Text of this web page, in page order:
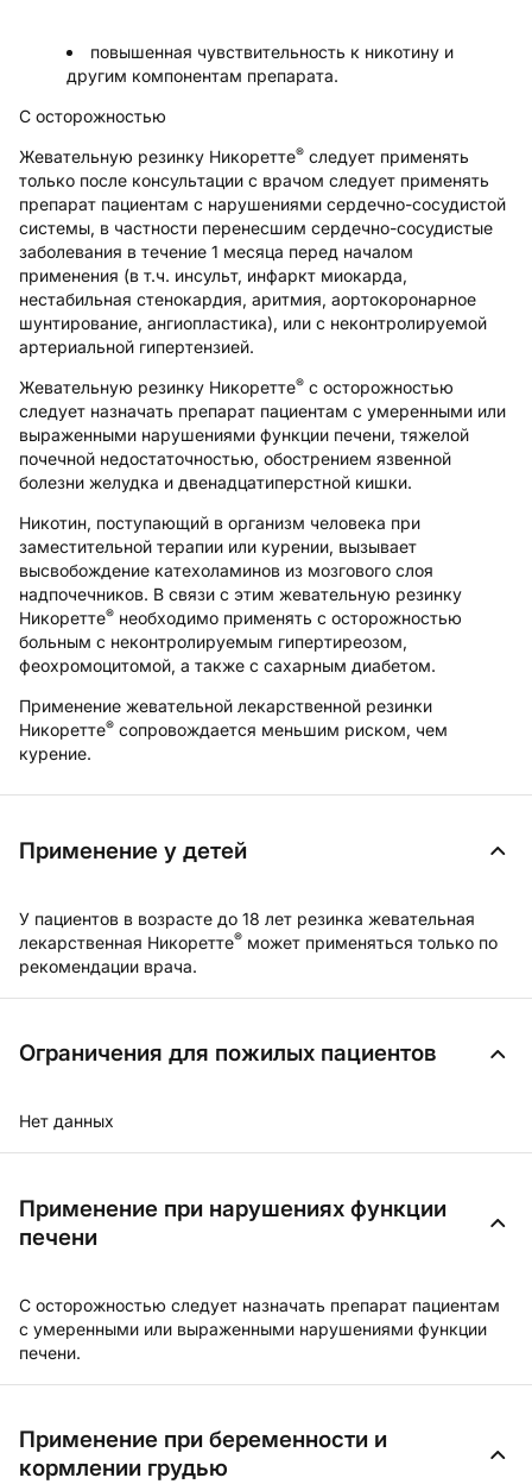
повышенная чувствительность к никотину и
другим компонентам препарата.
С осторожностью
Жевательную резинку Никоретте® следует применять
только после консультации с врачом следует применять
препарат пациентам с нарушениями сердечно-сосудистой
системы, в частности перенесшим сердечно-сосудистые
заболевания в течение 1 месяца перед началом
применения (в т.ч. инсульт, инфаркт миокарда,
нестабильная стенокардия, аритмия, аортокоронарное
шунтирование, ангиопластика), или с неконтролируемой
артериальной гипертензией.
Жевательную резинку Никоретте® с осторожностью
следует назначать препарат пациентам с умеренными или
выраженными нарушениями функции печени, тяжелой
почечной недостаточностью, обострением язвенной
болезни желудка и двенадцатиперстной кишки.
Никотин, поступающий в организм человека при
заместительной терапии или курении, вызывает
высвобождение катехоламинов из мозгового слоя
надпочечников. В связи с этим жевательную резинку
Никоретте® необходимо применять с осторожностью
больным с неконтролируемым гипертиреозом,
феохромоцитомой, а также с сахарным диабетом.
Применение жевательной лекарственной резинки
Никоретте® сопровождается меньшим риском, чем
курение.
Применение у детей
У пациентов в возрасте до 18 лет резинка жевательная
лекарственная Никоретте® может применяться только по
рекомендации врача.
Ограничения для пожилых пациентов
Нет данных
Применение при нарушениях функции
печени
С осторожностью следует назначать препарат пациентам
с умеренными или выраженными нарушениями функции
печени.
Применение при беременности и
кормлении грудью